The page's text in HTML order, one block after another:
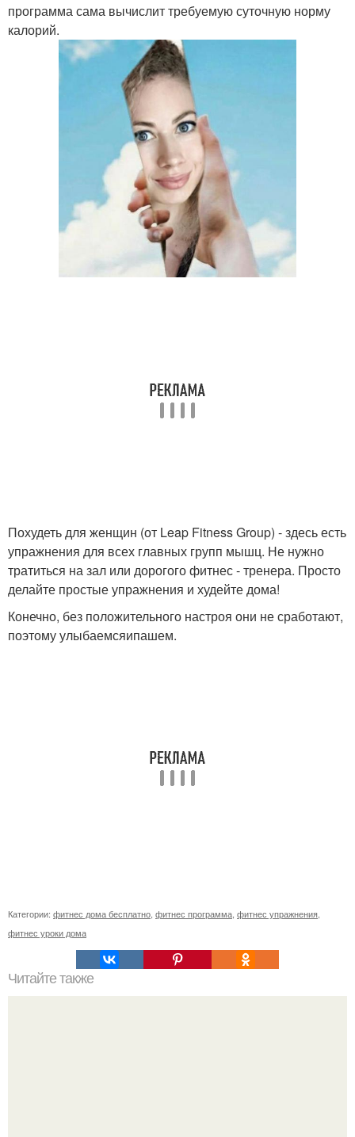
программа сама вычислит требуемую суточную норму
калорий.
Похудеть для женщин (от Leap Fitness Group) - здесь есть
упражнения для всех главных групп мышц. Не нужно
тратиться на зал или дорогого фитнес - тренера. Просто
делайте простые упражнения и худейте дома!
Конечно, без положительного настроя они не сработают,
поэтому улыбаемсяипашем.
Категории: фитнес дома бесплатно фитнес программа фитнес упражнения
фитнес уроки дома
Читайте также